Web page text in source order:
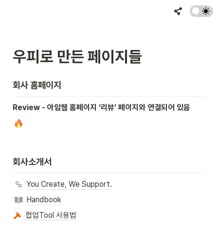
우피로 만든 페이지들
회사 홈페이지
Review - 아임웹 홈페이지 ‘리뷰’ 페이지와 연결되어 있음
회사소개서
You Create, We Support.
Handbook
협업Tool 사용법